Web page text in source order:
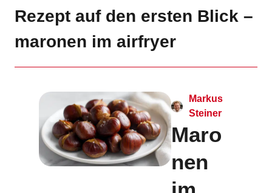
Rezept auf den ersten Blick –
maronen im airfryer
Markus
Steiner
Maro
nen